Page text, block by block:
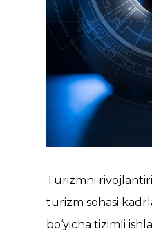
Turizmni
turizm sohasi
bo‘yicha tizimli